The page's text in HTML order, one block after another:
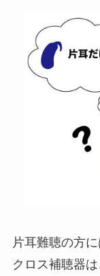
片耳難聴の方
クロス補聴器